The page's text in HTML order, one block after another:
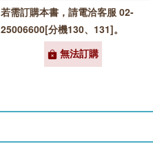
若需訂購本書，請電洽客服 02-
25006600[分機130、131]。
無法訂購